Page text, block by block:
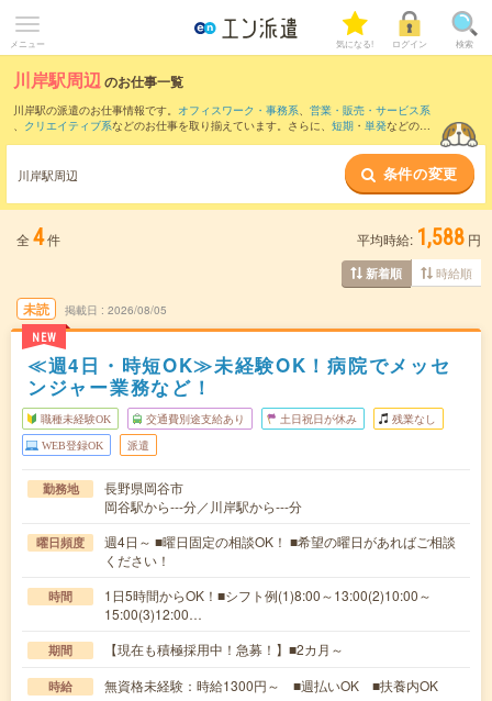
メニュー 気になる! ログイン 検索
川岸駅周辺のお仕事一覧
川岸駅の派遣のお仕事情報です。 オフィスワーク・事務系、 営業・販売・サービス系
、 クリエイティブ系などのお仕事を取り揃えています。さらに、 短期 ・ 単発などの期
また、岡谷駅
など近隣駅のお仕事もご確
認いただけます。
川岸駅周辺 条件の変更
全 4件 平均時給: 1,588 円
新着順 時給順
未読
NEW
掲載日 2026/08/05
≪週4日・時短OK≫未経験OK！病院でメッセ
ンジャー業務など！
職種未経験OK 交通費別途支給あり 土日祝日が休み 残業なし
WEB登録OK 派遣
勤務地
長野県岡谷市
岡谷駅から---分／川岸駅から---分
曜日頻度
週4日～ ■曜日固定の相談OK！ ■希望の曜日があればご相談
ください！
時間
1日5時間からOK！■シフト例(1)8:00～13:00(2)10:00～
15:00(3)12:00…
期間 【現在も積極採用中！急募！】■2カ月～
時給 無資格未経験：時給1300円～ ■週払いOK ■扶養内OK